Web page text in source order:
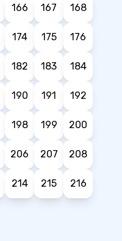
166 167 168
174 175 176
182 183 184
190 191 192
198 199 200
206 207 208
214 215 216